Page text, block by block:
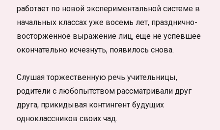
работает по новой экспериментальной системе в
начальных классах уже восемь лет, празднично-
восторженное выражение лиц, еще не успевшее
окончательно исчезнуть, появилось снова.
Слушая торжественную речь учительницы,
родители с любопытством рассматривали друг
друга, прикидывая контингент будущих
одноклассников своих чад.